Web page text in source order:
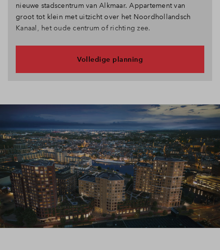
nieuwe stadscentrum van Alkmaar. Appartement van
groot tot klein met uitzicht over het Noordhollandsch
Kanaal, het oude centrum of richting zee.
Volledige planning